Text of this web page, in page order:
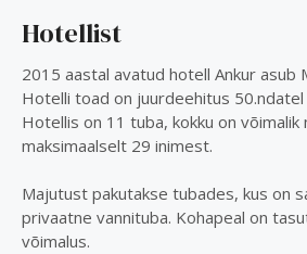
Hotellist
2015 aastal avatud hotell Ankur asub
Hotelli toad on juurdeehitus
Hotellis on 11 tuba, kokku on võimalik
maksimaalselt 29 inimest.
Majutust pakutakse tubades, kus on
privaatne vannituba. Kohapeal on
võimalus.